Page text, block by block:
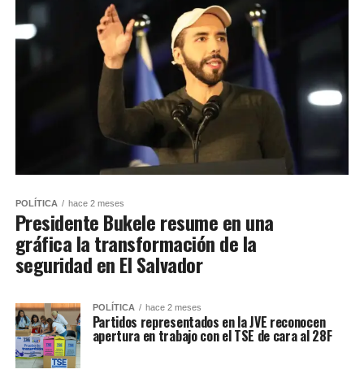
POLÍTICA hace 2 meses
Presidente Bukele resume en una
gráfica la transformación de la
seguridad en El Salvador
POLÍTICA hace 2 meses
Partidos representados en la JVE reconocen
apertura en trabajo con el TSE de cara al 28F